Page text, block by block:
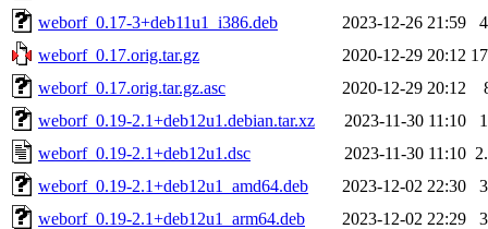
weborf_0.17-3+deb11u1_i386.deb
2023-12-26 21:59
weborf_0.17.orig.tar.gz
2020-12-29 20:12
weborf_0.17.orig.tar.gz.asc
2020-12-29 20:12
weborf_0.19-2.1+deb12u1.debian.tar.xz
2023-11-30 11:10
weborf_0.19-2.1+deb12u1.dsc
2023-11-30 11:10
weborf_0.19-2.1+deb12u1_amd64.deb
2023-12-02 22:30
weborf_0.19-2.1+deb12u1_arm64.deb
2023-12-02 22:29